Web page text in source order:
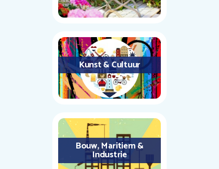
Kunst & Cultuur
Bouw, Maritiem &
Industrie